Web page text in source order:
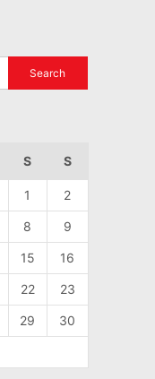
S S
1 2
8 9
15 16
22 23
29 30